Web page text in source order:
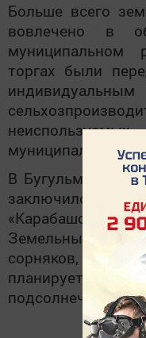
Больше всего
вовлечено в
муниципальном
торгах были
муниципальной
В
заключило
«Карабашская»
Земельный
сорняков, и
планирует
подсолнечник.